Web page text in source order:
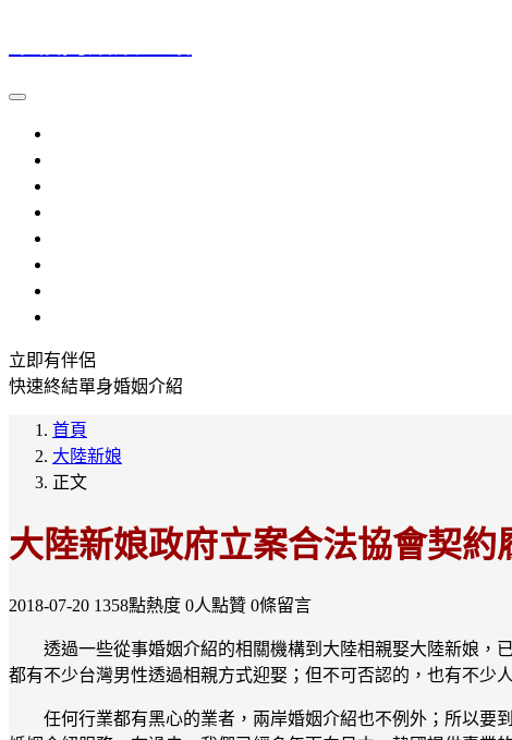
立即有伴侶
快速終結單身婚姻介紹
首頁
大陸新娘
正文
大陸新娘政府立案合法協會契約
2018-07-20 1358點熱度 0人點贊 0條留言
透過一些從事婚姻介紹的相關機構到大陸相親娶大陸新娘，
都有不少台灣男性透過相親方式迎娶；但不可否認的，也有不少
任何行業都有黑心的業者，兩岸婚姻介紹也不例外；所以要